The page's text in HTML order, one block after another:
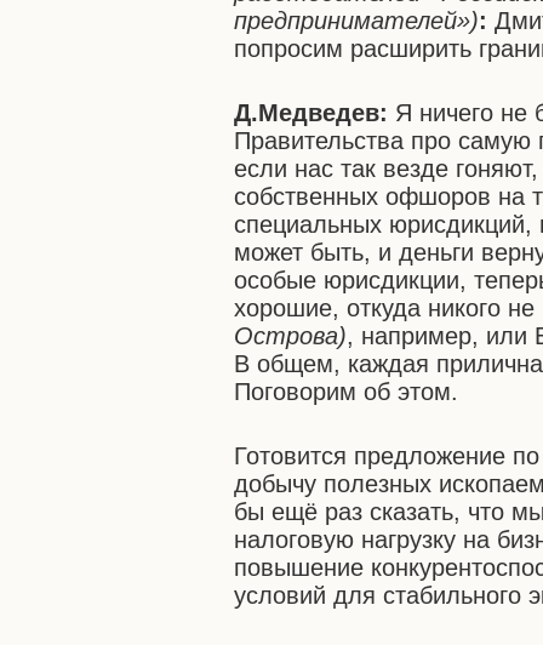
предпринимателей»):
попросим расширить
Д.Медведев: Я ничего не
Правительства про самую
если нас так везде
собственных офшоров на
специальных юрисдикций,
может быть, и деньги
особые юрисдикции,
хорошие, откуда никого
Острова), например, или
В общем, каждая
Поговорим об этом.
Готовится предложение
добычу полезных
бы ещё раз сказать, что
налоговую нагрузку на
повышение
условий для стабильного